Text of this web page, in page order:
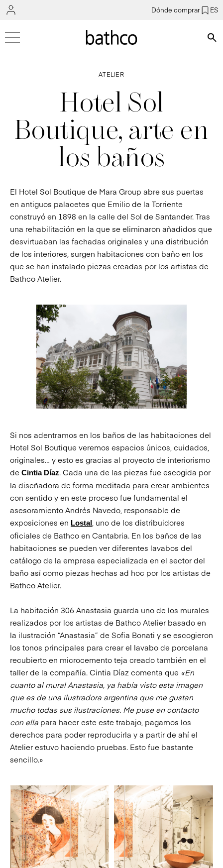
Dónde comprar ES
ATELIER
Hotel Sol
Boutique, arte en
los baños
El Hotel Sol Boutique de Mara Group abre sus puertas
en antiguos palacetes que Emilio de la Torriente
construyó en 1898 en la calle del Sol de Santander. Tras
una rehabilitación en la que se eliminaron añadidos que
desvirtuaban las fachadas originales y una distribución
de los interiores, surgen habitaciones con baño en los
que se han instalado piezas creadas por los artistas de
Bathco Atelier.
Si nos adentramos en los baños de las habitaciones del
Hotel Sol Boutique veremos espacios únicos, cuidados,
originales… y esto es gracias al proyecto de interiorismo
de Cintia Díaz. Cada una de las piezas fue escogida por
la diseñadora de forma meditada para crear ambientes
con sentido y en este proceso fue fundamental el
asesoramiento Andrés Navedo, responsable de
exposiciones en Lostal , uno de los distribuidores
oficiales de Bathco en Cantabria. En los baños de las
habitaciones se pueden ver diferentes lavabos del
catálogo de la empresa especializada en el sector del
baño así como piezas hechas ad hoc por los artistas de
Bathco Atelier.
La habitación 306 Anastasia guarda uno de los murales
realizados por los artistas de Bathco Atelier basado en
la ilustración “Anastasia” de Sofia Bonati y se escogieron
los tonos principales para crear el lavabo de porcelana
recubierto en microcemento teja creado también en el
taller de la compañía. Cintia Díaz comenta que «En
cuanto al mural Anastasia, ya había visto esta imagen
que es de una ilustradora argentina que me gustan
mucho todas sus ilustraciones. Me puse en contacto
con ella para hacer este este trabajo, pagamos los
derechos para poder reproducirla y a partir de ahí el
Atelier estuvo haciendo pruebas. Esto fue bastante
sencillo.»